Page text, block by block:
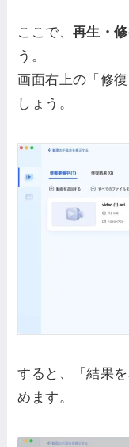
ここで、再生・
う。
画面右上の「修
しょう。
すると、「結果
めます。